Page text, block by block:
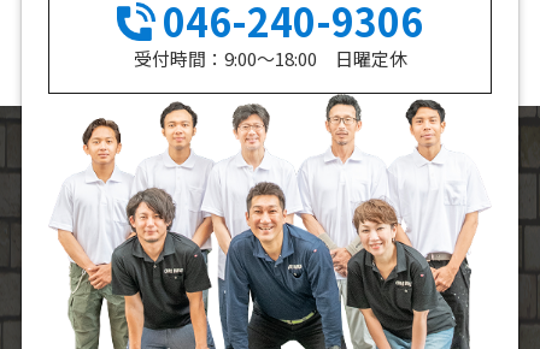
046-240-9306
受付時間：9:00～18:00 日曜定休